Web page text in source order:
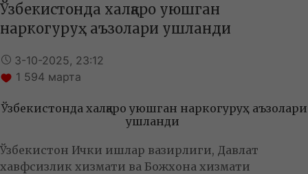
Ўзбекистонда халқаро уюшган
наркогуруҳ аъзолари ушланди
3-10-2025, 23:12
1 594 марта
Ўзбекистонда халқаро уюшган наркогуруҳ аъзолари
ушланди
Ўзбекистон Ички ишлар вазирлиги, Давлат
хавфсизлик хизмати ва Божхона хизмати